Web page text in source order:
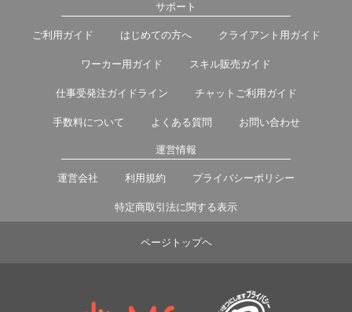
サポート
ご利用ガイド はじめての方へ クライアント用ガイド
ワーカー用ガイド スキル販売ガイド
仕事受発注ガイドライン チャットご利用ガイド
手数料について よくある質問 お問い合わせ
運営情報
運営会社 利用規約 プライバシーポリシー
特定商取引法に関する表示
ページトップヘ